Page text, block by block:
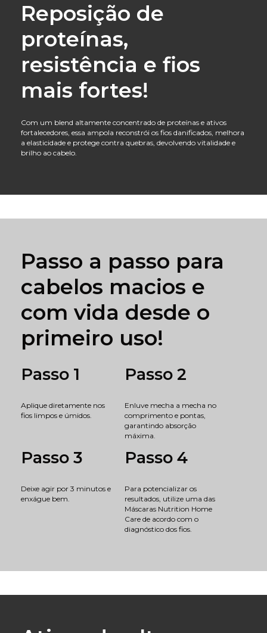
Reposição de
proteínas,
resistência e fios
mais fortes!
Com um blend altamente concentrado de proteínas e ativos
fortalecedores, essa ampola reconstrói os fios danificados, melhora
a elasticidade e protege contra quebras, devolvendo vitalidade e
brilho ao cabelo.
Passo a passo para
cabelos macios e
com vida desde o
primeiro uso!
Passo 1
Aplique diretamente nos
fios limpos e úmidos.
Passo 2
Enluve mecha a mecha no
comprimento e pontas,
garantindo absorção
máxima.
Passo 3
Deixe agir por 3 minutos e
enxágue bem.
Passo 4
Para potencializar os
resultados, utilize uma das
Máscaras Nutrition Home
Care de acordo com o
diagnóstico dos fios.